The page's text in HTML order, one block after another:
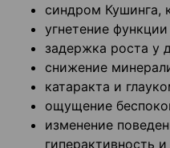
синдром Кушинга,
угнетение
задержка роста у
снижение
катаракта и
ощущение
изменение
гиперактивность